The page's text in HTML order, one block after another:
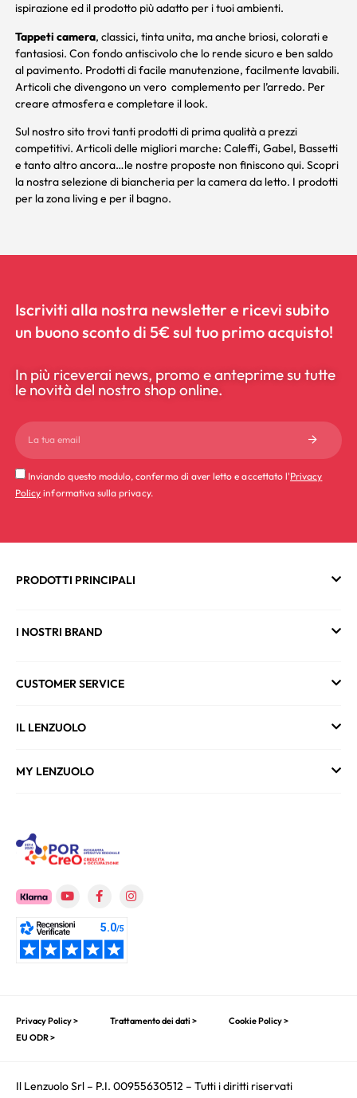
ispirazione ed il prodotto più adatto per i tuoi ambienti.
Tappeti camera, classici, tinta unita, ma anche briosi, colorati e
fantasiosi. Con fondo antiscivolo che lo rende sicuro e ben saldo
al pavimento. Prodotti di facile manutenzione, facilmente lavabili.
Articoli che divengono un vero complemento per l’arredo. Per
creare atmosfera e completare il look.
Sul nostro sito trovi tanti prodotti di prima qualità a prezzi
competitivi. Articoli delle migliori marche: Caleffi, Gabel, Bassetti
e tanto altro ancora…le nostre proposte non finiscono qui. Scopri
la nostra selezione di biancheria per la camera da letto. I prodotti
per la zona livinge per il bagno.
Iscriviti alla nostra newsletter e ricevi subito
un buono sconto di 5€ sul tuo primo acquisto!
In più riceverai news, promo e anteprime su tutte
le novità del nostro shop online.
Inviando questo modulo, confermo di aver letto e accettato l'Privacy
Policy informativa sulla privacy.
PRODOTTI PRINCIPALI
I NOSTRI BRAND
CUSTOMER SERVICE
IL LENZUOLO
MY LENZUOLO
Privacy Policy > Trattamento dei dati >
Cookie Policy >
EU ODR >
Il Lenzuolo Srl – P.I. 00955630512 – Tutti i diritti riservati